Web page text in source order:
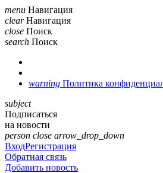
menu Навигация
clear Навигация
close Поиск
search Поиск
warning Политика
subject
Подписаться
на новости
person close arrow_drop_down
ВходРегистрация
Обратная связь
Добавить новость